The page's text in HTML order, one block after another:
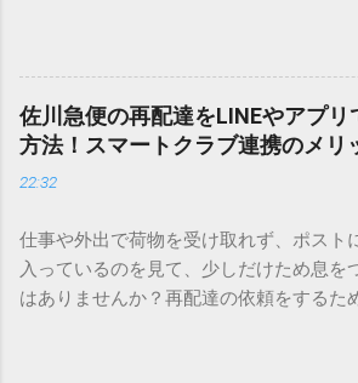
てしまいますよね。多くの人が「IMEパ
を使いますが、実はマウスで一画ずつ書
し、似た漢字が多すぎて結局見つからな
ません。 そこで今回は、IMEパッドを使
ドを打ち込むだけで一瞬で旧字や外字、
「文字コード入力」のテクニックを詳し
必要はありません。 1. なぜ「変換」して
こないのか？ そもそも、なぜ普通の変換
あるのでしょうか。その理由は、パソコ
は、JIS規格（日本産業規格）によって
佐川急便の再配達をLINEやアプリ
方法！スマートクラブ連携のメリ
22:32
仕事や外出で荷物を受け取れず、ポスト
入っているのを見て、少しだけため息を
はありませんか？再配達の依頼をするた
ことに申し訳なさを感じたりすることも